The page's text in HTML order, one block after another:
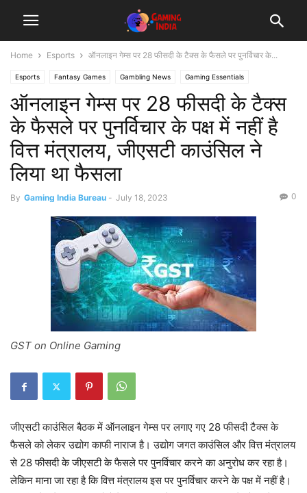
Home Esports ऑनलाइन गेम्स पर 28 फीसदी के टैक्स के फैसले पर पुनर्विचार के...
Esports Fantasy Games Gambling News Gaming Essentials
Gaming News
ऑनलाइन गेम्स पर 28 फीसदी के टैक्स
के फैसले पर पुनर्विचार के पक्ष में नहीं है
वित्त मंत्रालय, जीएसटी काउंसिल ने
लिया था फैसला
By Gaming India Bureau - July 18, 2023 0
GST on Online Gaming
जीएसटी काउंसिल बैठक में ऑनलाइन गेम्स पर लगाए गए 28 फीसदी टैक्स के
फैसले को लेकर उद्योग काफी नाराज है। उद्योग जगत काउंसिल और वित्त मंत्रालय
से 28 फीसदी के जीएसटी के फैसले पर पुनर्विचार करने का अनुरोध कर रहा है।
लेकिन माना जा रहा है कि वित्त मंत्रालय इस पर पुनर्विचार करने के पक्ष में नहीं है।